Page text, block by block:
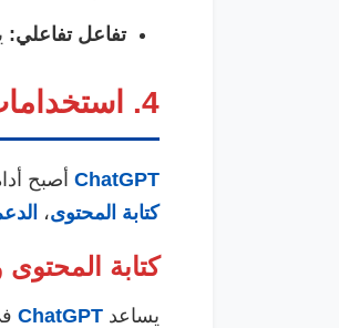
تفاعل تفاعلي:
4. استخدامات
ChatGPT أصبح
كتابة المحتوى،
كتابة المحتوى
يساعد ChatGPT